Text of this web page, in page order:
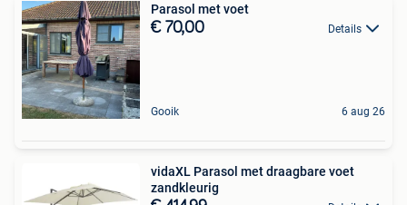
Parasol met voet
€ 70,00 Details
Gooik 6 aug 26
vidaXL Parasol met draagbare voet
zandkleurig